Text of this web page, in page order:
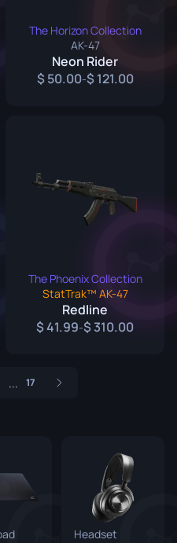
The Horizon Collection
AK-47
Neon Rider
50.00- 121.00
The Phoenix Collection
StatTrak™ AK-47
Redline
41.99- 310.00
... 17
Headset